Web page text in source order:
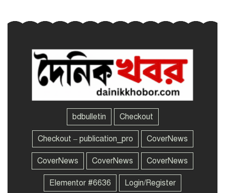
কক্সবাজার পৌঁছেছেন প্রধানমন্ত্রী
কক্সবাজার পৌঁছেছেন প্রধানমন্ত্রী
সৌদির দুই অঞ্চলে বিস্ফোরণ,
আরামকো তেল ও জুবাইল গ্যাস
স্থাপনায় আগুন
হাইকোর্টে ১১ কার্যদিবসে ৫৭
bdbulletin Checkout
Checkout – publication_pro CoverNews
CoverNews CoverNews CoverNews
Elementor #6636 Login/Register